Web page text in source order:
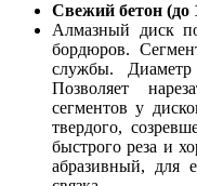
Свежий бетон (до
Алмазный диск
бордюров.
службы.
Позволяет
сегментов у
твердого,
быстрого реза и
абразивный, для